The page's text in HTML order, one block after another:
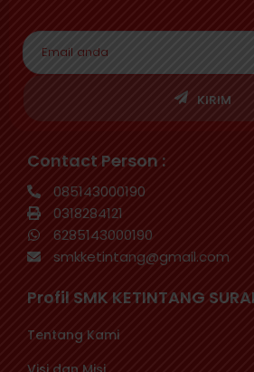
KIRIM
Contact Person :
085143000190
0318284121
6285143000190
smkketintang@gmail.com
Profil SMK KETINTANG
Tentang Kami